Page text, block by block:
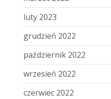
luty 2023
grudzień 2022
październik 2022
wrzesień 2022
czerwiec 2022